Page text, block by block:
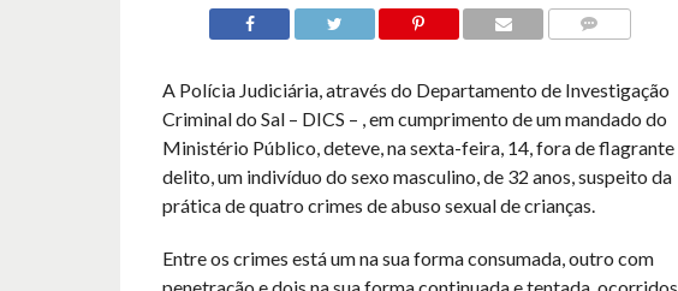
A Polícia Judiciária, através do Departamento de Investigação
Criminal do Sal – DICS – , em cumprimento de um mandado do
Ministério Público, deteve, na sexta-feira, 14, fora de flagrante
delito, um indivíduo do sexo masculino, de 32 anos, suspeito da
prática de quatro crimes de abuso sexual de crianças.
Entre os crimes está um na sua forma consumada, outro com